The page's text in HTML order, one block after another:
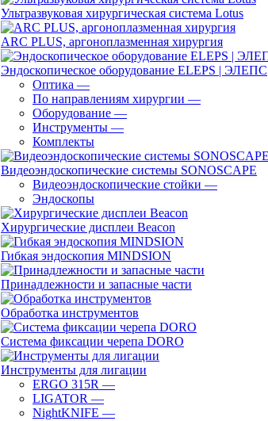
Ультразвуковая хирургическая система Lotus
ARC PLUS, аргоноплазменная хирургия
Эндоскопическое оборудование ELEPS | ЭЛЕПС
Оптика —
По направлениям хирургии —
Оборудование —
Инструменты —
Комплекты
Видеоэндоскопические системы SONOSCAPE
Видеоэндоскопические стойки —
Эндоскопы
Хирургические дисплеи Beacon
Гибкая эндоскопия MINDSION
Принадлежности и запасные части
Обработка инструментов
Система фиксации черепа DORO
Инструменты для лигации
ERGO 315R —
LIGATOR —
NightKNIFE —